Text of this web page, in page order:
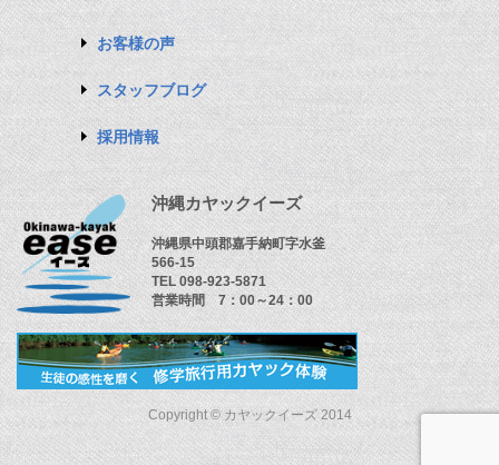
お客様の声
スタッフブログ
採用情報
沖縄カヤックイーズ
沖縄県中頭郡嘉手納町字水釜
566-15
TEL 098-923-5871
営業時間 7：00～24：00
Copyright © カヤックイーズ 2014